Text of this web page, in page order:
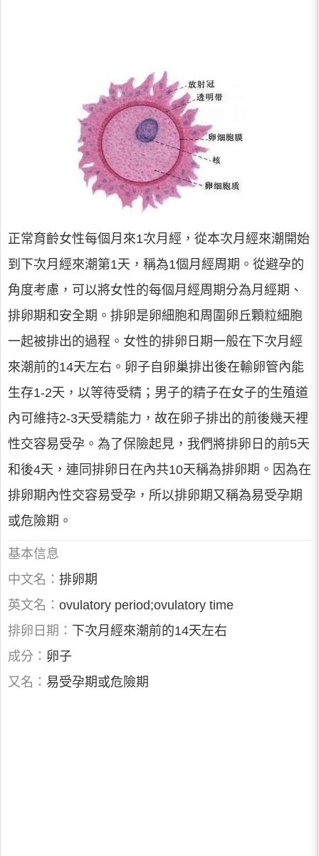
正常育齡女性每個月來1次月經，從本次月經來潮開始
到下次月經來潮第1天，稱為1個月經周期。從避孕的
角度考慮，可以將女性的每個月經周期分為月經期、
排卵期和安全期。排卵是卵細胞和周圍卵丘顆粒細胞
一起被排出的過程。女性的排卵日期一般在下次月經
來潮前的14天左右。卵子自卵巢排出後在輸卵管內能
生存1-2天，以等待受精；男子的精子在女子的生殖道
內可維持2-3天受精能力，故在卵子排出的前後幾天裡
性交容易受孕。為了保險起見，我們將排卵日的前5天
和後4天，連同排卵日在內共10天稱為排卵期。因為在
排卵期內性交容易受孕，所以排卵期又稱為易受孕期
或危險期。
基本信息
中文名： 排卵期
英文名： ovulatory period;ovulatory time
排卵日期：
下次月經來潮前的14天左右
成分： 卵子
又名： 易受孕期或危險期